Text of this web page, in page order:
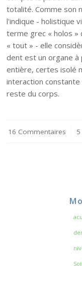
totalité. Comme son
l'indique - holistique
terme grec « holos »
« tout » - elle
dent est un organe à
entière, certes isolé
interaction constante
reste du corps.
16 Commentaires
/